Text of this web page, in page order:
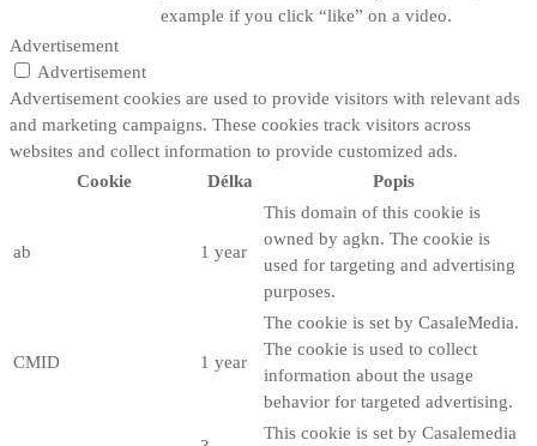
example if you click “like” on a video.
Advertisement
Advertisement
Advertisement cookies are used to provide visitors with relevant ads
and marketing campaigns. These cookies track visitors across
websites and collect information to provide customized ads.
Cookie
Délka Popis
ab 1 year
This domain of this cookie is
owned by agkn. The cookie is
used for targeting and advertising
purposes.
CMID 1 year
The cookie is set by CasaleMedia.
The cookie is used to collect
information about the usage
behavior for targeted advertising.
This cookie is set by Casalemedia